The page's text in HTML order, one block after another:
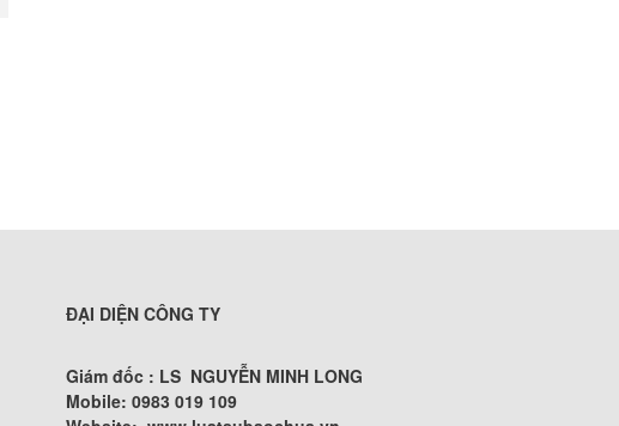
ĐẠI DIỆN CÔNG TY
Giám đốc : LS NGUYỄN MINH LONG
Mobile: 0983 019 109